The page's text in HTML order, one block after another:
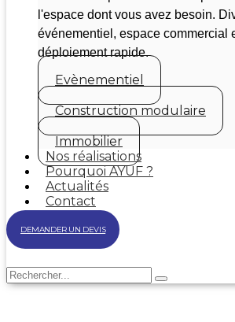
l'espace dont vous avez besoin.
événementiel, espace commercial
déploiement rapide.
Evènementiel
Construction modulaire
Immobilier
Nos réalisations
Pourquoi AYUF ?
Actualités
Contact
DEMANDER UN DEVIS